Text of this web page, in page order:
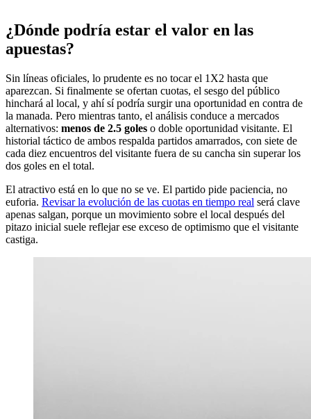
¿Dónde podría estar el valor en las
apuestas?
Sin líneas oficiales, lo prudente es no tocar el 1X2 hasta que
aparezcan. Si finalmente se ofertan cuotas, el sesgo del público
hinchará al local, y ahí sí podría surgir una oportunidad en contra de
la manada. Pero mientras tanto, el análisis conduce a mercados
alternativos: menos de 2.5 goles o doble oportunidad visitante. El
historial táctico de ambos respalda partidos amarrados, con siete de
cada diez encuentros del visitante fuera de su cancha sin superar los
dos goles en el total.
El atractivo está en lo que no se ve. El partido pide paciencia, no
euforia. Revisar la evolución de las cuotas en tiempo real será clave
apenas salgan, porque un movimiento sobre el local después del
pitazo inicial suele reflejar ese exceso de optimismo que el visitante
castiga.